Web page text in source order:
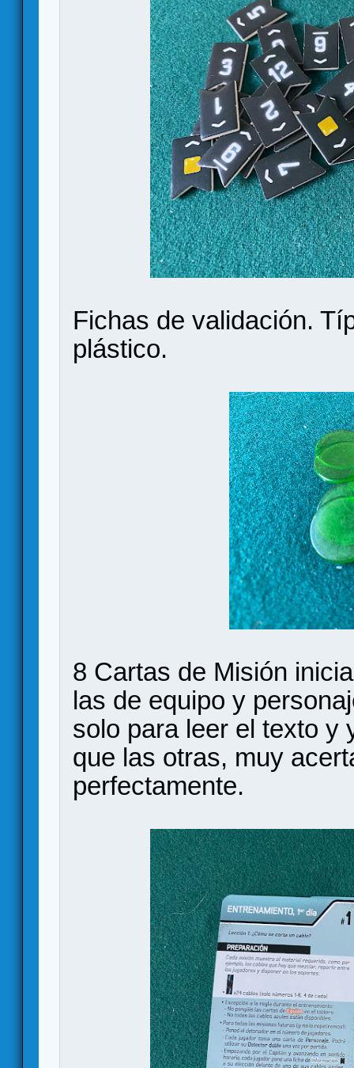
Fichas de validación.
plástico.
8 Cartas de Misión
las de equipo y
solo para leer el texto y
que las otras, muy
perfectamente.